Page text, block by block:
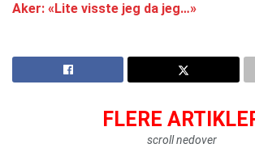
Aker: «Lite visste jeg da jeg…»
FLERE
scroll nedover